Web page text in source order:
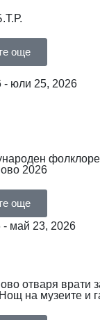
още
- юли 25, 2026
2026
още
- май 23, 2026
отваря врати
на музеите и